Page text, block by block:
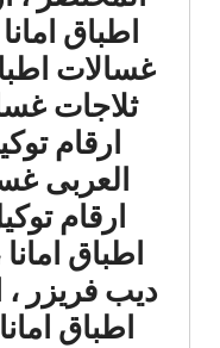
اطباق
غسالات
ثلاجات
ارقام
العربى
ارقام
اطباق
ديب فريزر ،
اطباق